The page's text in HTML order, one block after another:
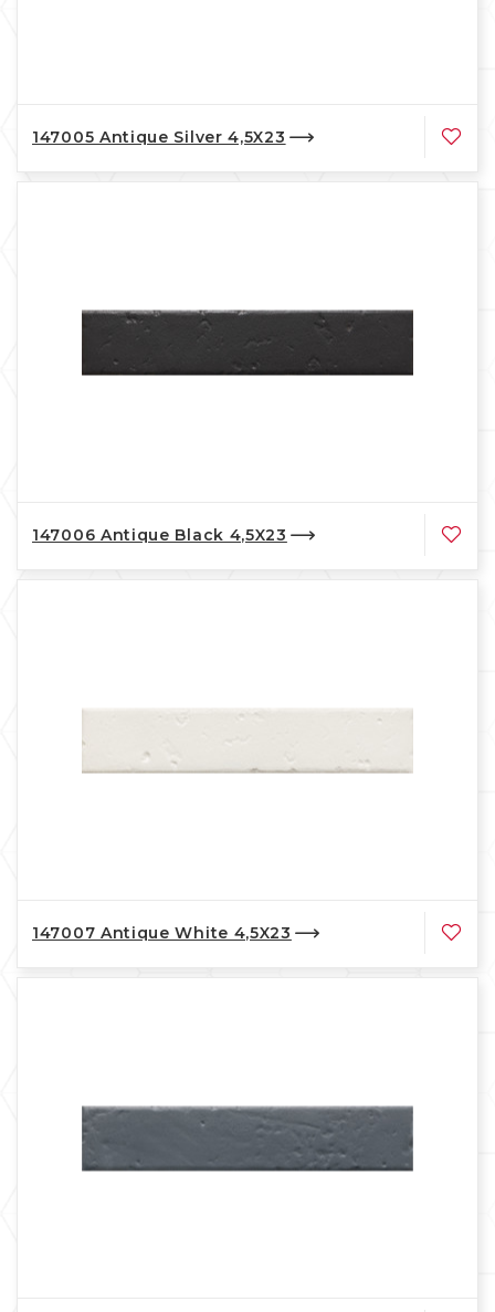
147005 Antique Silver 4,5X23
147006 Antique Black 4,5X23
147007 Antique White 4,5X23